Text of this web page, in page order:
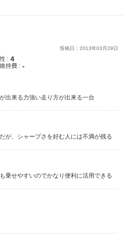
投稿日： 2013年03 月29日
: 4
維持費 : -
出来る力強い走り方が出来る一台
が、シャープさを好む人には不満が残る
乗せやすいのでかなり便利に活用できる